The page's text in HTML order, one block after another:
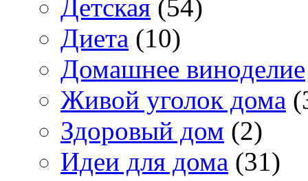
Детская (54)
Диета (10)
Домашнее виноделие
Живой уголок дома
Здоровый дом (2)
Идеи для дома (31)